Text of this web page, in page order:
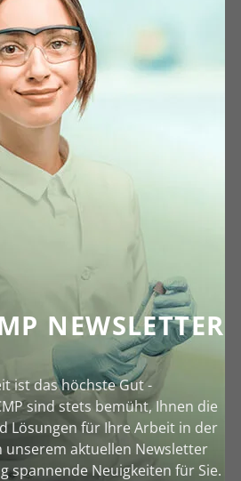
NEWSLETTER
ist das höchste Gut -
sind stets bemüht, Ihnen die
Lösungen für Ihre Arbeit in der
unserem aktuellen Newsletter
spannende Neuigkeiten für Sie.